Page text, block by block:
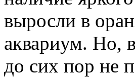
выросли в
аквариум. Но,
до сих пор не